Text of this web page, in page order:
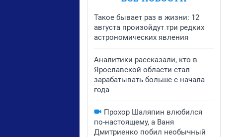
Такое бывает раз в жизни: 12
августа произойдут три редких
астрономических явления
Аналитики рассказали, кто в
Ярославской области стал
зарабатывать больше с начала
года
Прохор Шаляпин влюбился
по-настоящему, а Ваня
Дмитриенко побил необычный